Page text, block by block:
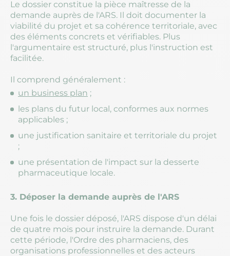
Le dossier constitue la pièce maîtresse de la
demande auprès de l'ARS. Il doit documenter la
viabilité du projet et sa cohérence territoriale, avec
des éléments concrets et vérifiables. Plus
l'argumentaire est structuré, plus l'instruction est
facilitée.
Il comprend généralement :
un business plan ;
les plans du futur local, conformes aux normes
applicables ;
une justification sanitaire et territoriale du projet
;
une présentation de l'impact sur la desserte
pharmaceutique locale.
3. Déposer la demande auprès de l'ARS
Une fois le dossier déposé, l'ARS dispose d'un délai
de quatre mois pour instruire la demande. Durant
cette période, l'Ordre des pharmaciens, des
organisations professionnelles et des acteurs